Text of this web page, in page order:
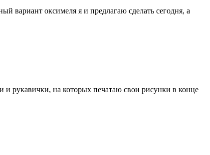
вариант оксимеля я и предлагаю сделать сегодня, а
рукавички, на которых печатаю свои рисунки в конце